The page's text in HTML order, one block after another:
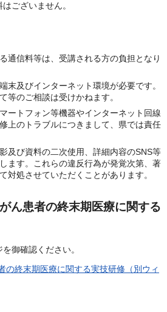
ございません。
通信料等は、受講される方の負担となり
末及びインターネット環境が必要です。
等のご相談は受けかねます。
ートフォン等機器やインターネット回線
上のトラブルにつきまして、県では責任
及び資料の二次使用、詳細内容のSNS等
ます。これらの違反行為が発覚次第、著
対処させていただくことがあります。
ん患者の終末期医療に関する
御確認ください。
の終末期医療に関する実技研修（別ウィ